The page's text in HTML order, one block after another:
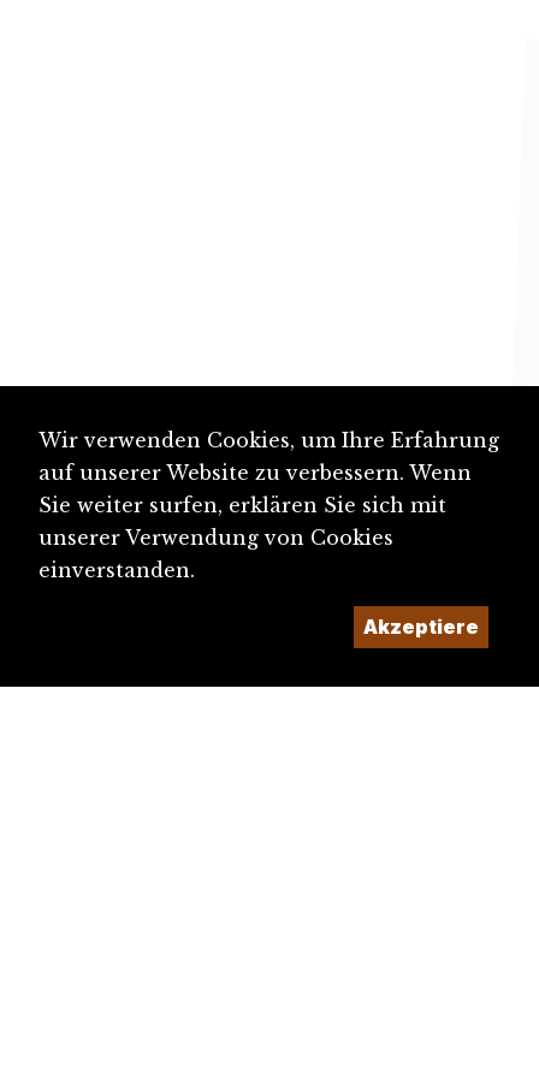
Wir verwenden Cookies, um Ihre Erfahrung
auf unserer Website zu verbessern. Wenn
Sie weiter surfen, erklären Sie sich mit
unserer Verwendung von Cookies
einverstanden.
Akzeptiere